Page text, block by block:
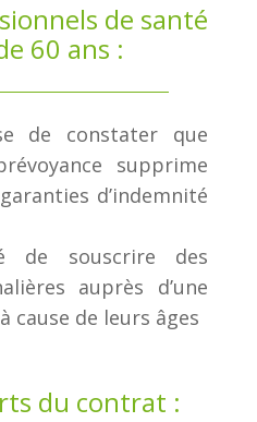
de santé
60 ans :
de constater que
supprime
d’indemnité
de souscrire des
auprès d’une
cause de leurs âges
du contrat :